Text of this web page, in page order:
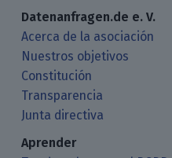
Datenanfragen.de e. V.
Acerca de la asociación
Nuestros objetivos
Constitución
Transparencia
Junta directiva
Aprender